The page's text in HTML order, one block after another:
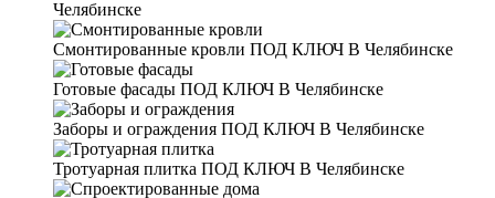
Челябинске
Смонтированные кровли ПОД КЛЮЧ В Челябинске
Готовые фасады ПОД КЛЮЧ В Челябинске
Заборы и ограждения ПОД КЛЮЧ В Челябинске
Тротуарная плитка ПОД КЛЮЧ В Челябинске